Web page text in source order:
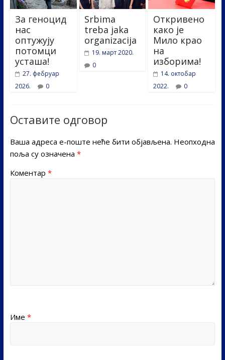
За геноцид
нас
оптужују
потомци
усташа!
27. фебруар
2026.
0
Srbima
treba jaka
organizacija
19. март 2020.
0
Откривено
како је
Мило крао
на
изборима!
14. октобар
2022.
0
Оставите одговор
Ваша адреса е-поште неће бити објављена. Неопходна
поља су означена *
Коментар *
Име *